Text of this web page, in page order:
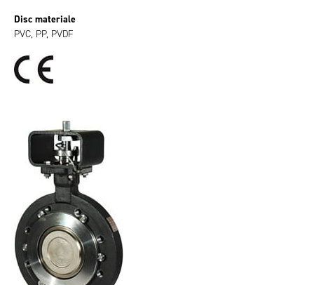
Disc materiale
PVC, PP, PVDF